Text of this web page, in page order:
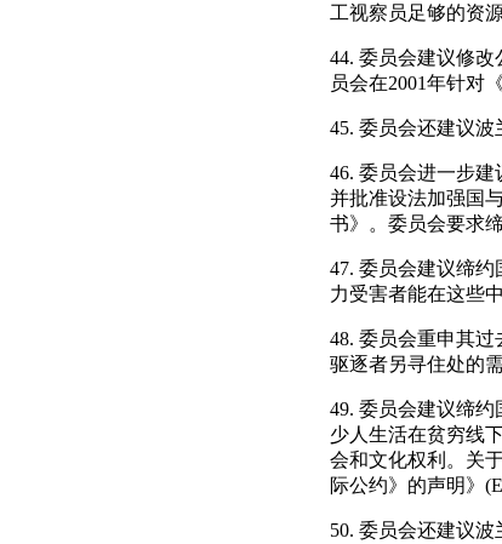
工视察员足够的资
44. 委员会建议修
员会在2001年针对
45. 委员会还建议
46. 委员会进一步
并批准设法加强国
书》。委员会要求
47. 委员会建议缔
力受害者能在这些
48. 委员会重申其
驱逐者另寻住处的
49. 委员会建议缔
少人生活在贫穷线
会和文化权利。关
际公约》的声明》
50. 委员会还建议